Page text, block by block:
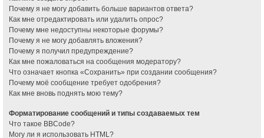
Почему я не могу добавить больше вариантов ответа?
Как мне отредактировать или удалить опрос?
Почему мне недоступны некоторые форумы?
Почему я не могу добавлять вложения?
Почему я получил предупреждение?
Как мне пожаловаться на сообщения модератору?
Что означает кнопка «Сохранить» при создании сообщения?
Почему моё сообщение требует одобрения?
Как мне вновь поднять мою тему?
Форматирование сообщений и типы создаваемых тем
Что такое BBCode?
Могу ли я использовать HTML?